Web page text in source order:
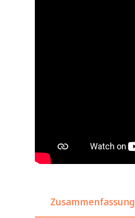
Zusammenfassung